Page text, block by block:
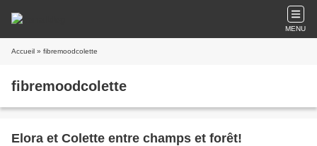
MENU
Accueil » fibremoodcolette
fibremoodcolette
Elora et Colette entre champs et forêt!